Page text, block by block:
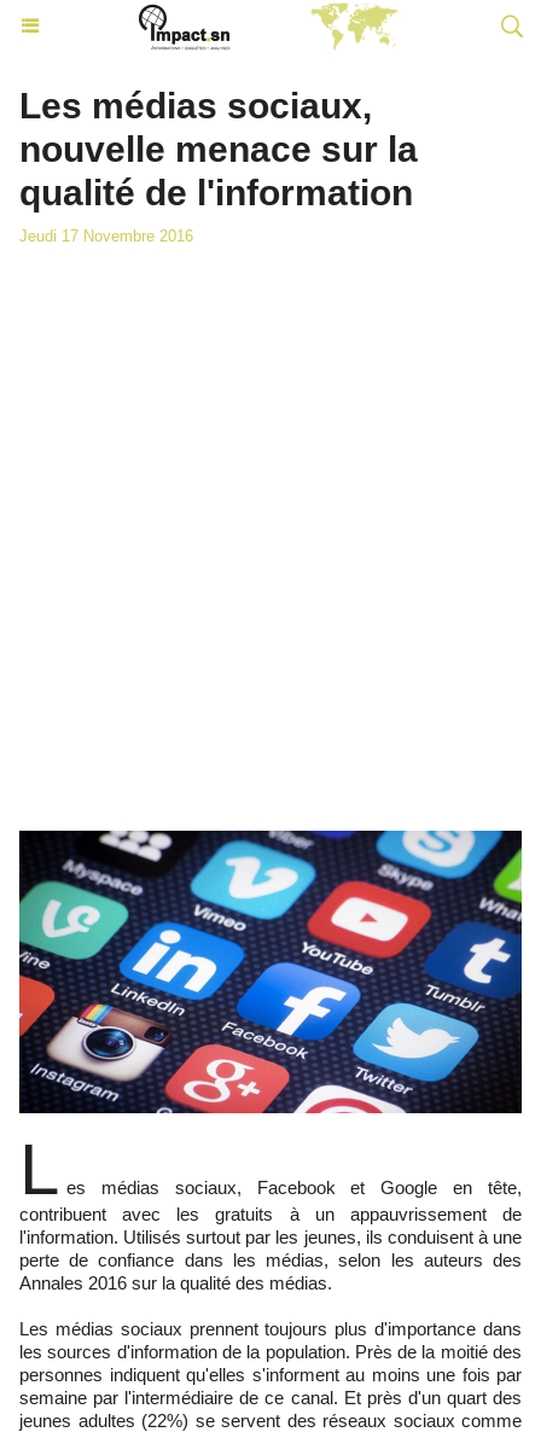
Les médias sociaux,
nouvelle menace sur la
qualité de l'information
Jeudi 17 Novembre 2016
L es médias sociaux, Facebook et Google en tête,
contribuent avec les gratuits à un appauvrissement de
l'information. Utilisés surtout par les jeunes, ils conduisent à une
perte de confiance dans les médias, selon les auteurs des
Annales 2016 sur la qualité des médias.
Les médias sociaux prennent toujours plus d'importance dans
les sources d'information de la population. Près de la moitié des
personnes indiquent qu'elles s'informent au moins une fois par
semaine par l'intermédiaire de ce canal. Et près d'un quart des
jeunes adultes (22%) se servent des réseaux sociaux comme